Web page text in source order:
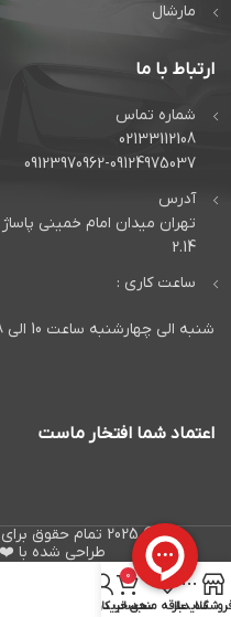
مارشال
ارتباط با ما
شماره تماس
02133112108
09123970962-09124975037
آدرس
تهران میدان امام خمینی
2.14
ساعت کاری :
شنبه الی چهارشنبه ساعت 10 الی 18 و پنجشنبه ها ساعت 10 الی 15
اعتماد شما افتخار ماست
© 2025 تمام حقوق برای فروشگاه ستاره محفوظ است.
طراحی شده با
سایدبارعلاقه مندی
0
سبد خرید
حساب کاربری من